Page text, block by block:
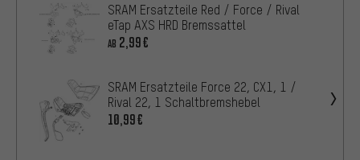
SRAM Ersatzteile Red / Force / Rival
eTap AXS HRD Bremssattel
AB 2,99€
SRAM Ersatzteile Force 22, CX1, 1 /
Rival 22, 1 Schaltbremshebel
10,99€